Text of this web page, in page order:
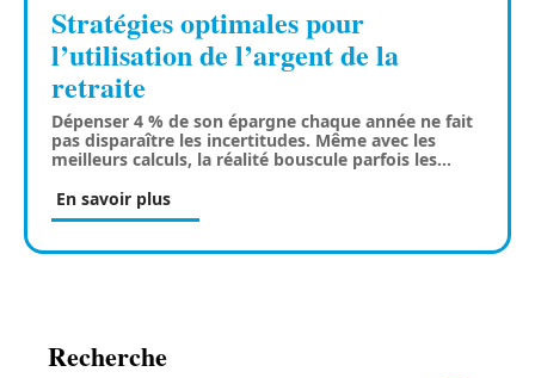
Stratégies optimales pour
l’utilisation de l’argent de la
retraite
Dépenser 4 % de son épargne chaque année ne fait
pas disparaître les incertitudes. Même avec les
meilleurs calculs, la réalité bouscule parfois les…
En savoir plus
Recherche